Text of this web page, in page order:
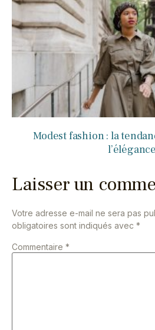
Modest fashion : la
l’élégance
Laisser un
Votre adresse e-mail ne sera pas
obligatoires sont indiqués avec *
Commentaire *